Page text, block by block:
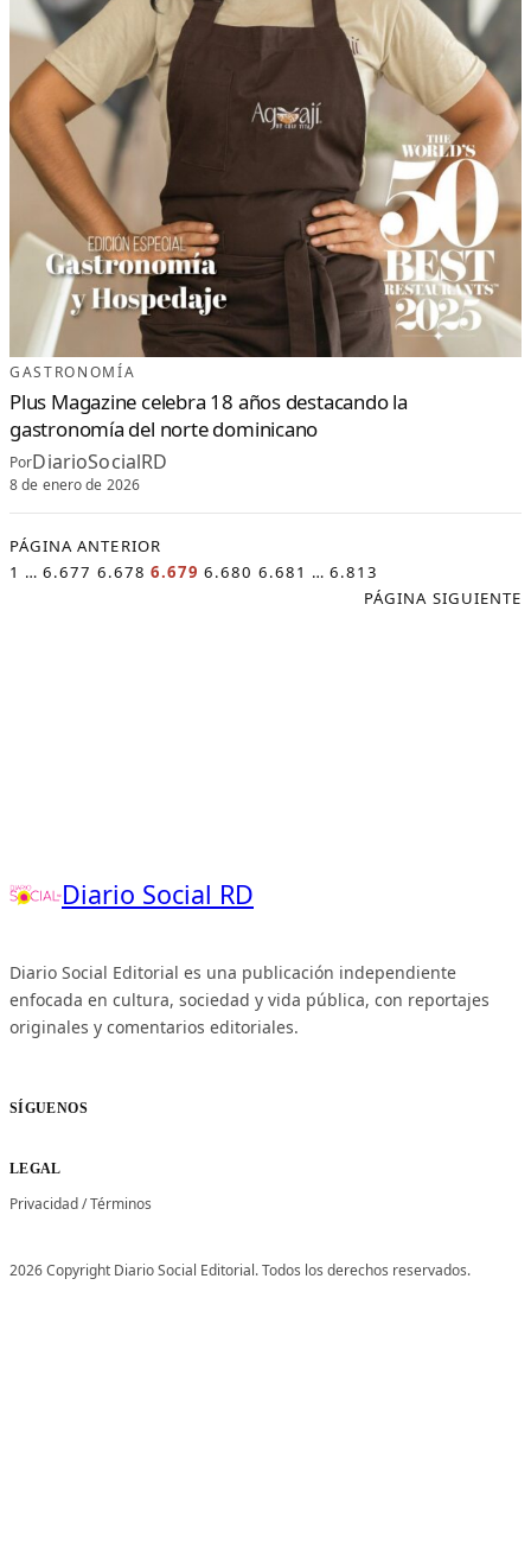
GASTRONOMÍA
Plus Magazine celebra 18 años destacando la
gastronomía del norte dominicano
PorDiarioSocialRD
8 de enero de 2026
PÁGINA ANTERIOR
1 … 6.677 6.678 6.679 6.680 6.681 … 6.813
PÁGINA SIGUIENTE
Diario Social RD
Diario Social Editorial es una publicación independiente
enfocada en cultura, sociedad y vida pública, con reportajes
originales y comentarios editoriales.
SÍGUENOS
LEGAL
Privacidad/Términos
2026 Copyright Diario Social Editorial. Todos los derechos reservados.